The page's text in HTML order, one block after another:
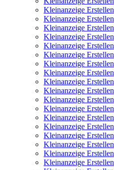
Kleinanzeige Erstellen
Kleinanzeige Erstellen
Kleinanzeige Erstellen
Kleinanzeige Erstellen
Kleinanzeige Erstellen
Kleinanzeige Erstellen
Kleinanzeige Erstellen
Kleinanzeige Erstellen
Kleinanzeige Erstellen
Kleinanzeige Erstellen
Kleinanzeige Erstellen
Kleinanzeige Erstellen
Kleinanzeige Erstellen
Kleinanzeige Erstellen
Kleinanzeige Erstellen
Kleinanzeige Erstellen
Kleinanzeige Erstellen
Kleinanzeige Erstellen